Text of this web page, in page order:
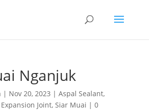
Nganjuk
| Nov 20, 2023 | Aspal Sealant,
Expansion Joint, Siar Muai | 0